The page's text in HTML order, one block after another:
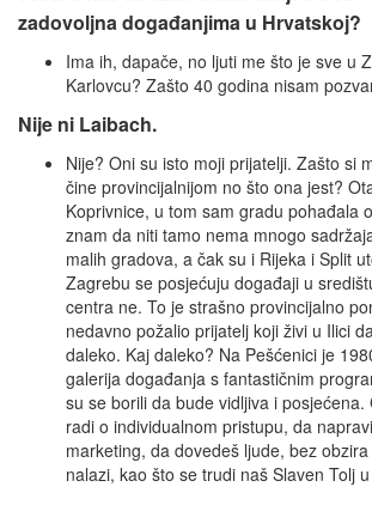
zadovoljna događanjima u Hrvatskoj?
Ima ih, dapače, no ljuti me što je sve u
Karlovcu? Zašto 40 godina nisam
Nije ni Laibach.
Nije? Oni su isto moji prijatelji. Zašto si
čine provincijalnijom no što ona jest?
Koprivnice, u tom sam gradu pohađala
znam da niti tamo nema mnogo
malih gradova, a čak su i Rijeka i Split
Zagrebu se posjećuju događaji u
centra ne. To je strašno provincijalno
nedavno požalio prijatelj koji živi u Ilici
daleko. Kaj daleko? Na Pešćenici je
galerija događanja s fantastičnim
su se borili da bude vidljiva i posjećena.
radi o individualnom pristupu, da
marketing, da dovedeš ljude, bez
nalazi, kao što se trudi naš Slaven Tolj